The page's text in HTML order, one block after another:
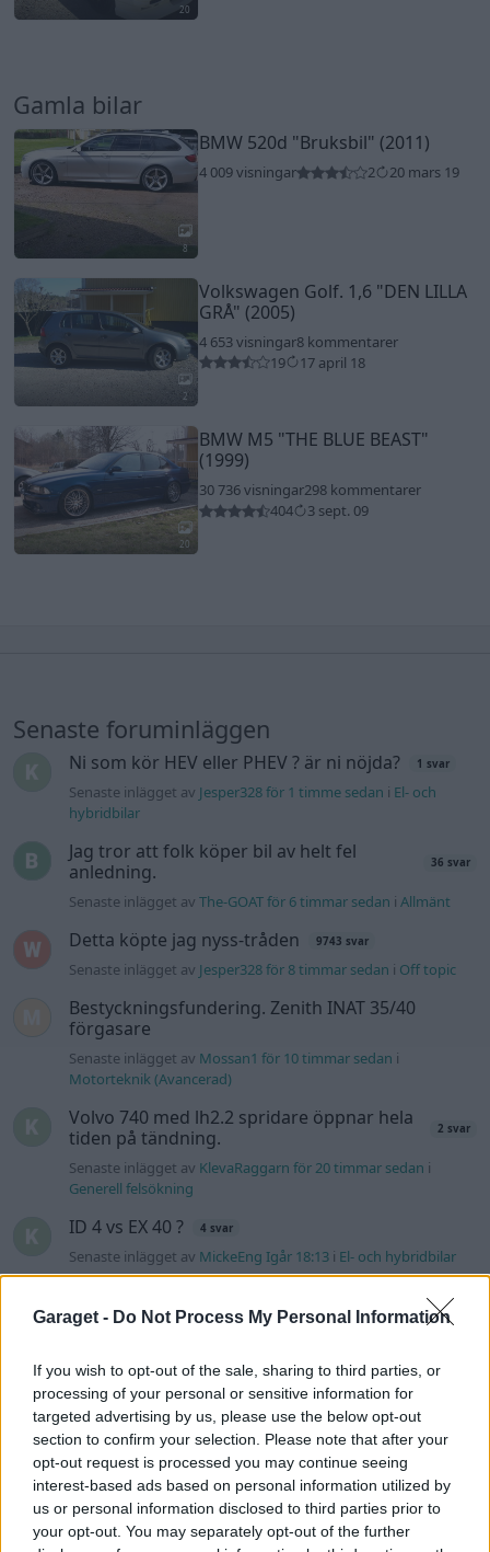
Garaget - Do Not Process My Personal Information
If you wish to opt-out of the sale, sharing to third parties, or
processing of your personal or sensitive information for
targeted advertising by us, please use the below opt-out
section to confirm your selection. Please note that after your
opt-out request is processed you may continue seeing
interest-based ads based on personal information utilized by
us or personal information disclosed to third parties prior to
your opt-out. You may separately opt-out of the further
20
Gamla bilar
8
BMW 520d "Bruksbil" (2011)
4 009 visningar 2 20 mars 19
2
Volkswagen Golf. 1,6 "DEN LILLA
GRÅ" (2005)
4 653 visningar8 kommentarer
19
17 april 18
20
BMW M5 "THE BLUE BEAST"
(1999)
30 736 visningar298 kommentarer
404
3 sept. 09
Senaste foruminläggen
Ni som kör HEV eller PHEV ? är ni nöjda? 1 svar
Senaste inlägget av Jesper328 för 1 timme sedan i El- och
hybridbilar
Jag tror att folk köper bil av helt fel
anledning.
36 svar
Senaste inlägget avThe-GOAT för 6 timmar sedan iAllmänt
Detta köpte jag nyss-tråden 9743 svar
Senaste inlägget av Jesper328 för 8 timmar sedan i Off topic
Bestyckningsfundering. Zenith INAT 35/40
förgasare
Senaste inlägget av Mossan1 för 10 timmar sedan i
Motorteknik (Avancerad)
Volvo 740 med lh2.2 spridare öppnar hela
tiden på tändning.
2 svar
Senaste inlägget av KlevaRaggarn för 20 timmar sedan i
Generell felsökning
ID 4 vs EX 40 ? 4 svar
Senaste inlägget av MickeEng Igår 18:13 i El- och hybridbilar
Senaste inlägget avKenthIJ2 Igår 12:37iEl- och hybridbilar
244 motorbyte till d5252t
Senaste inlägget avJeppegaming Igår 00:53iMotorteknik
(Avancerad)
Passat -13 2.0tdi DSG Växellåda bråkar 10 svar
Senaste inlägget avThe-GOAT torsdag 20:54iGenerell
felsökning
Man man ha mindre ström till